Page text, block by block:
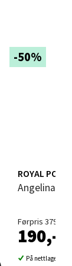
-50%
ROYAL
Angelina
Førpris 379,-
190,-
På nettlager
Velg